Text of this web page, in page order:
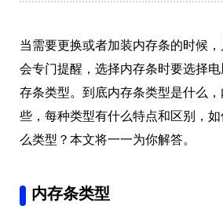
当需要更换或者加装内存条的时候
会专门提醒，选择内存条时要选择
存条类型。到底内存条类型是什么
些，每种类型有什么特点和区别，
么类型？本文将一一为你解答。
内存条类型